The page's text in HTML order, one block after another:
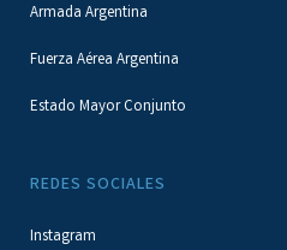
Armada Argentina
Fuerza Aérea Argentina
Estado Mayor Conjunto
REDES SOCIALES
Instagram